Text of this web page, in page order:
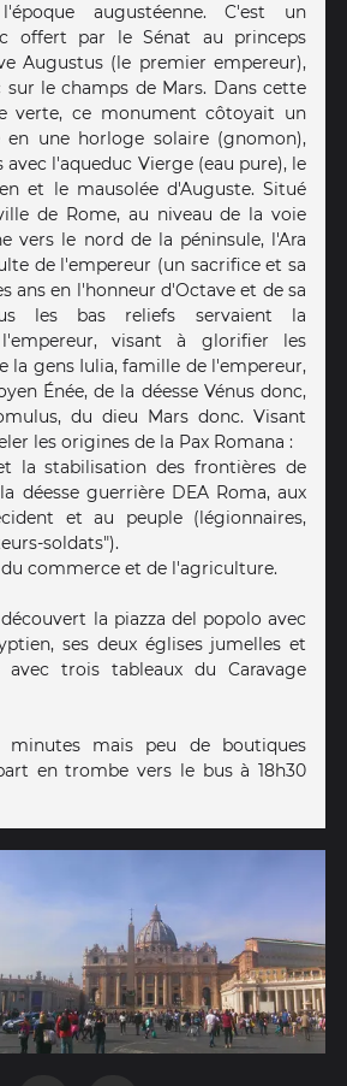
augustéenne. C'est un
offert par le Sénat au princeps
Augustus (le premier empereur),
le champs de Mars. Dans cette
verte, ce monument côtoyait un
en une horloge solaire (gnomon),
l'aqueduc Vierge (eau pure), le
et le mausolée d'Auguste. Situé
de Rome, au niveau de la voie
vers le nord de la péninsule, l'Ara
de l'empereur (un sacrifice et sa
ans en l'honneur d'Octave et de sa
les bas reliefs servaient la
visant à glorifier les
la gens Iulia, famille de l'empereur,
Énée, de la déesse Vénus donc,
du dieu Mars donc. Visant
les origines de la Pax Romana :
la stabilisation des frontières de
déesse guerrière DEA Roma, aux
et au peuple (légionnaires,
soldats").
commerce et de l'agriculture.
la piazza del popolo avec
ses deux églises jumelles et
trois tableaux du Caravage
minutes mais peu de boutiques
en trombe vers le bus à 18h30